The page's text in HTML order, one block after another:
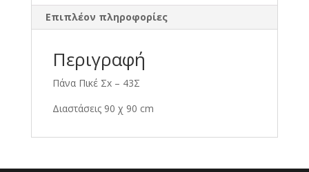
Επιπλέον πληροφορίες
Περιγραφή
Πάνα Πικέ Σx – 43Σ
Διαστάσεις 90 χ 90 cm